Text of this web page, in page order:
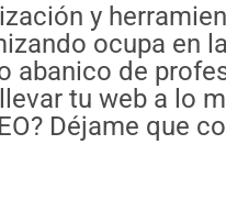
y
ocupa en la
abanico de
tu web a lo
Déjame que